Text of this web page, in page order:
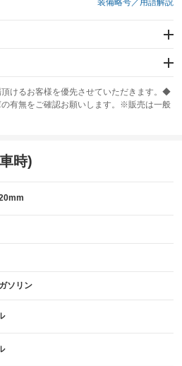
装備略号／用語解説
イド
ABS
頂けるお客様を優先させていただきます。◆
有無をご確認お願いします。※販売は一般
時)
ソリン